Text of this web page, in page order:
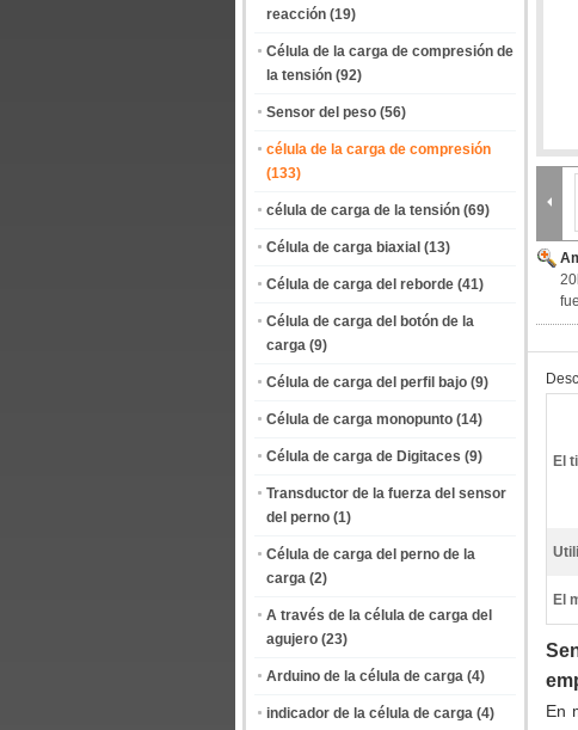
reacción (19)
Célula de la carga de compresión de
la tensión (92)
Sensor del peso (56)
célula de la carga de compresión
(133)
célula de carga de la tensión (69)
Célula de carga biaxial (13)
Célula de carga del reborde (41)
Célula de carga del botón de la
carga (9)
Célula de carga del perfil bajo (9)
Célula de carga monopunto (14)
Célula de carga de Digitaces (9)
Transductor de la fuerza del sensor
del perno (1)
Célula de carga del perno de la
carga (2)
A través de la célula de carga del
agujero (23)
Arduino de la célula de carga (4)
indicador de la célula de carga (4)
El
El
En